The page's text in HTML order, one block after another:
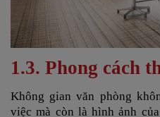
1.3. Phong cách
Không gian văn phòng
việc mà còn là hình ảnh